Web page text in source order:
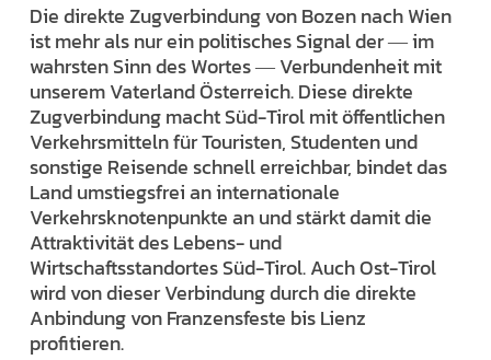
Die direkte Zugverbindung von Bozen nach Wien
ist mehr als nur ein politisches Signal der ― im
wahrsten Sinn des Wortes ― Verbundenheit mit
unserem Vaterland Österreich. Diese direkte
Zugverbindung macht Süd-Tirol mit öffentlichen
Verkehrsmitteln für Touristen, Studenten und
sonstige Reisende schnell erreichbar, bindet das
Land umstiegsfrei an internationale
Verkehrsknotenpunkte an und stärkt damit die
Attraktivität des Lebens- und
Wirtschaftsstandortes Süd-Tirol. Auch Ost-Tirol
wird von dieser Verbindung durch die direkte
Anbindung von Franzensfeste bis Lienz
profitieren.